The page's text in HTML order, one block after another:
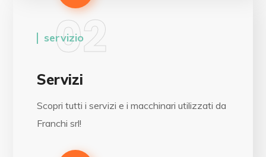
02
servizio
Servizi
Scopri tutti i servizi e i macchinari utilizzati da
Franchi srl!